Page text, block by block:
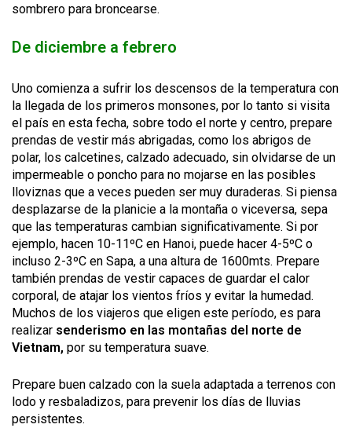
sombrero para broncearse.
De diciembre a febrero
Uno comienza a sufrir los descensos de la temperatura con
la llegada de los primeros monsones, por lo tanto si visita
el país en esta fecha, sobre todo el norte y centro, prepare
prendas de vestir más abrigadas, como los abrigos de
polar, los calcetines, calzado adecuado, sin olvidarse de un
impermeable o poncho para no mojarse en las posibles
lloviznas que a veces pueden ser muy duraderas. Si piensa
desplazarse de la planicie a la montaña o viceversa, sepa
que las temperaturas cambian significativamente. Si por
ejemplo, hacen 10-11ºC en Hanoi, puede hacer 4-5ºC o
incluso 2-3ºC en Sapa, a una altura de 1600mts. Prepare
también prendas de vestir capaces de guardar el calor
corporal, de atajar los vientos fríos y evitar la humedad.
Muchos de los viajeros que eligen este período, es para
realizar senderismo en las montañas del norte de
Vietnam, por su temperatura suave.
Prepare buen calzado con la suela adaptada a terrenos con
lodo y resbaladizos, para prevenir los días de lluvias
persistentes.